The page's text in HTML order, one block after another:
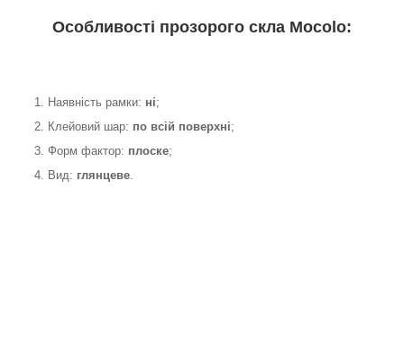
Особливості прозорого скла Mocolo:
1. Наявність рамки: ні;
2. Клейовий шар: по всій поверхні;
3. Форм фактор: плоске;
4. Вид: глянцеве.